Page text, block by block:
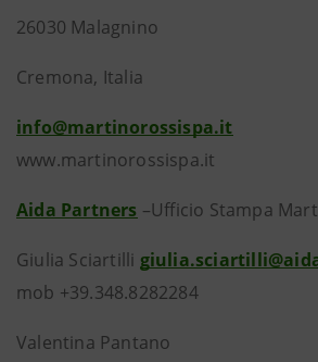
26030 Malagnino
Cremona, Italia
info@martinorossispa.it
www.martinorossispa.it
Aida Partners –Ufficio Stampa
Giulia Sciartilli
mob +39.348.8282284
Valentina Pantano